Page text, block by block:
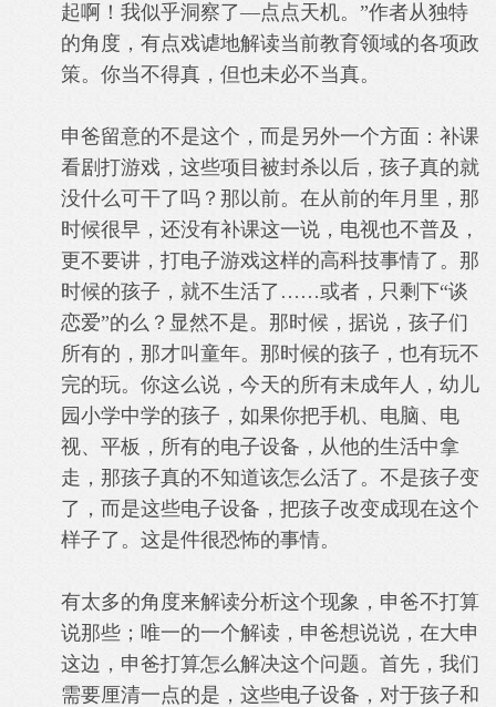
起啊！我似乎洞察了—点点天机。”作者从独特
的角度，有点戏谑地解读当前教育领域的各项政
策。你当不得真，但也未必不当真。
申爸留意的不是这个，而是另外一个方面：补课
看剧打游戏，这些项目被封杀以后，孩子真的就
没什么可干了吗？那以前。在从前的年月里，那
时候很早，还没有补课这一说，电视也不普及，
更不要讲，打电子游戏这样的高科技事情了。那
时候的孩子，就不生活了……或者，只剩下“谈
恋爱”的么？显然不是。那时候，据说，孩子们
所有的，那才叫童年。那时候的孩子，也有玩不
完的玩。你这么说，今天的所有未成年人，幼儿
园小学中学的孩子，如果你把手机、电脑、电
视、平板，所有的电子设备，从他的生活中拿
走，那孩子真的不知道该怎么活了。不是孩子变
了，而是这些电子设备，把孩子改变成现在这个
样子了。这是件很恐怖的事情。
有太多的角度来解读分析这个现象，申爸不打算
说那些；唯一的一个解读，申爸想说说，在大申
这边，申爸打算怎么解决这个问题。首先，我们
需要厘清一点的是，这些电子设备，对于孩子和